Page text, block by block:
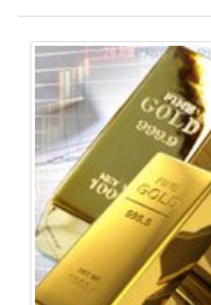
Altri